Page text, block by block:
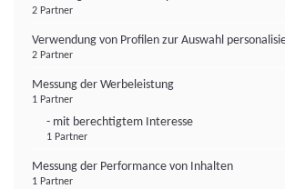
2 Partner
Verwendung von Profilen zur Auswahl
2 Partner
Messung der Werbeleistung
1 Partner
- mit berechtigtem Interesse
1 Partner
Messung der Performance von Inhalten
1 Partner